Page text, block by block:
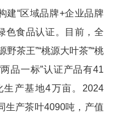
建“区域品牌+企业品牌
色食品认证。目前，全
茶王”“桃源大叶茶”“桃
品一标”认证产品有41
产基地4万亩。2024
生产茶叶4090吨，产值